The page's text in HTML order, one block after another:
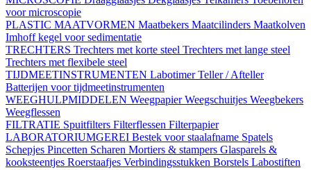
voor microscopie
PLASTIC MAATVORMEN Maatbekers Maatcilinders Maatkolven
Imhoff kegel voor sedimentatie
TRECHTERS Trechters met korte steel Trechters met lange steel
Trechters met flexibele steel
TIJDMEETINSTRUMENTEN LabotimerTeller / Afteller
Batterijen voor tijdmeetinstrumenten
WEEGHULPMIDDELEN WeegpapierWeegschuitjes Weegbekers
Weegflessen
FILTRATIE Spuitfilters Filterflessen Filterpapier
LABORATORIUMGEREI Bestek voor staalafname Spatels
Schepjes Pincetten Scharen Mortiers & stampers Glasparels &
kooksteentjes Roerstaafjes Verbindingsstukken Borstels Labostiften